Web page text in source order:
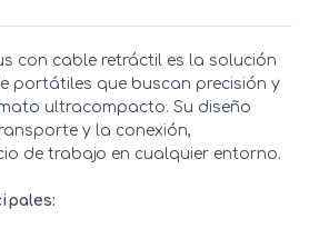
con cable retráctil es la solución
portátiles que buscan precisión y
ultracompacto. Su diseño
y la conexión,
de trabajo en cualquier entorno.